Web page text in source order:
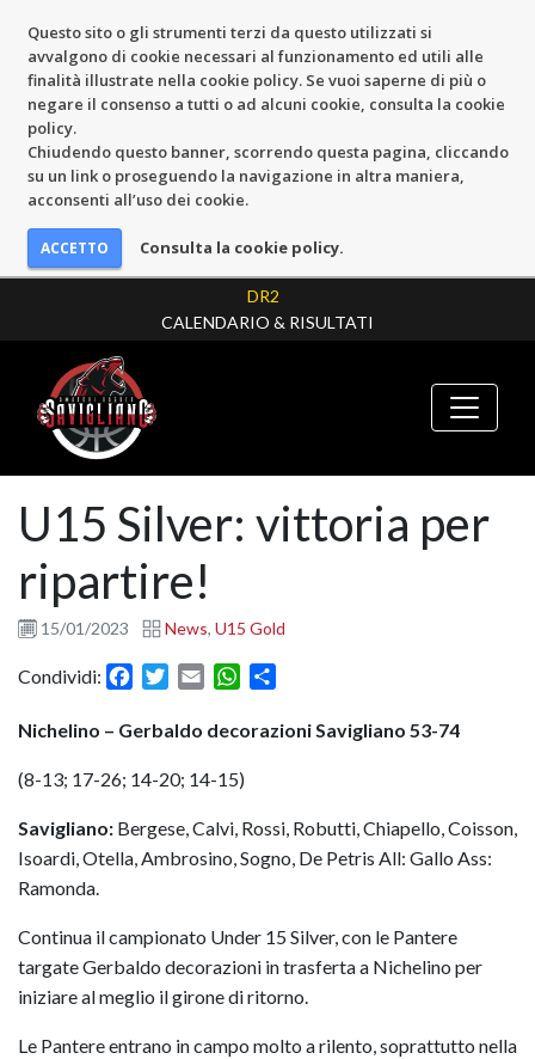
Questo sito o gli strumenti terzi da questo utilizzati si
avvalgono di cookie necessari al funzionamento ed utili alle
finalità illustrate nella cookie policy. Se vuoi saperne di più o
negare il consenso a tutti o ad alcuni cookie, consulta la cookie
policy.
Chiudendo questo banner, scorrendo questa pagina, cliccando
su un link o proseguendo la navigazione in altra maniera,
acconsenti all’uso dei cookie.
Consulta la cookie policy.
DR2
CALENDARIO & RISULTATI
U15 Silver: vittoria per
ripartire!
15/01/2023 News, U15 Gold
Condividi: FacebookTwitter
Email WhatsApp
Nichelino – Gerbaldo decorazioni Savigliano 53-74
(8-13; 17-26; 14-20; 14-15)
Savigliano: Bergese, Calvi, Rossi, Robutti, Chiapello, Coisson,
Isoardi, Otella, Ambrosino, Sogno, De Petris All: Gallo Ass:
Ramonda.
Continua il campionato Under 15 Silver, con le Pantere
targate Gerbaldo decorazioni in trasferta a Nichelino per
iniziare al meglio il girone di ritorno.
Le Pantere entrano in campo molto a rilento, soprattutto nella